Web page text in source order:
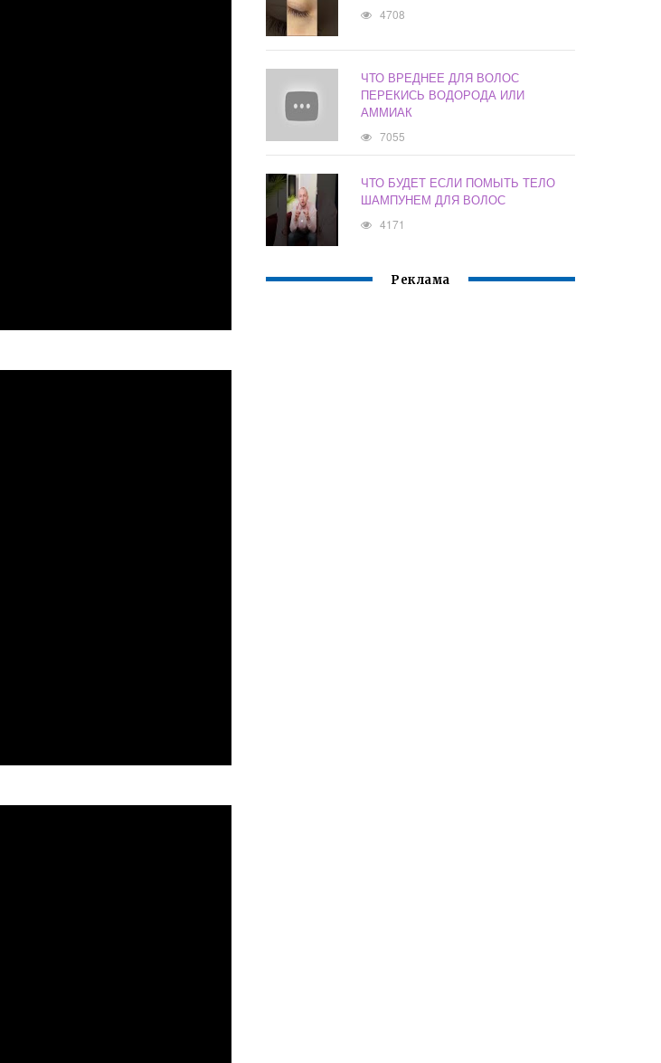
4708
ЧТО ВРЕДНЕЕ ДЛЯ ВОЛОС
ПЕРЕКИСЬ ВОДОРОДА ИЛИ
АММИАК
7055
ЧТО БУДЕТ ЕСЛИ ПОМЫТЬ ТЕЛО
ШАМПУНЕМ ДЛЯ ВОЛОС
4171
Реклама